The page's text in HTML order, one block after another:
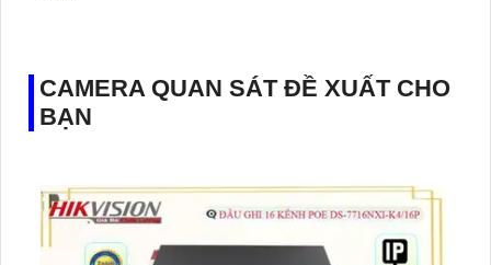
CAMERA QUAN SÁT ĐỀ XUẤT CHO
BẠN